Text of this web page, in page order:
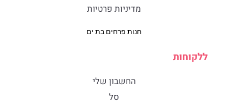
מדיניות פרטיות
חנות פרחים בת ים
ללקוחות
החשבון שלי
סל